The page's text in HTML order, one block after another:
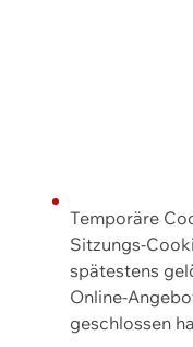
Temporäre
Sitzungs-
spätestens
Online-
geschlossen